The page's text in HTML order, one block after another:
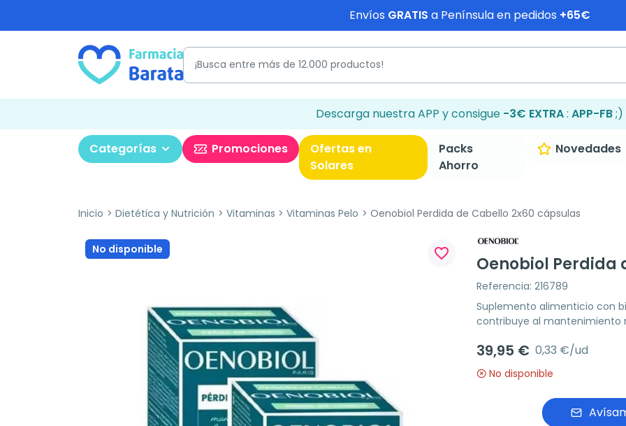
Envíos GRATIS a Península en pedidos +65€
Descarga nuestra APP y consigue -3€ EXTRA: APP-FB;)
Categorías Promociones
Ofertas en
Solares
Packs
Ahorro
Novedades
Inicio Dietética y Nutrición Vitaminas Vitaminas Pelo Oenobiol Perdida de Cabello 2x60 cápsulas
No disponible favorite_border
Oenobiol Perdida
Referencia: 216789
Suplemento alimenticio con
contribuye al mantenimiento
39,95 € 0,33 €/ud
No disponible